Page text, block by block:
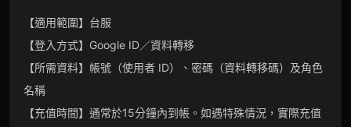
【適用範圍】台服
【登入方式】Google ID／資料轉移
【所需資料】帳號（使用者 ID）、密碼（資料轉移碼）及角色
名稱
【充值時間】通常於15分鐘內到帳。如遇特殊情況，實際充值